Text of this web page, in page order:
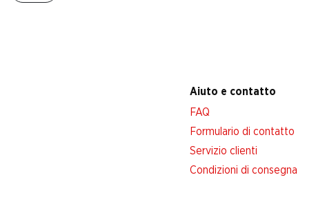
Aiuto e contatto
FAQ
Formulario di contatto
Servizio clienti
Condizioni di consegna